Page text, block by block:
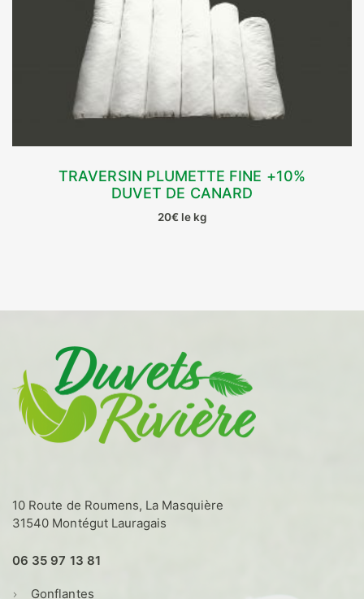
TRAVERSIN PLUMETTE FINE +10%
DUVET DE CANARD
20€ le kg
CHOIX DES OPTIONS
peuvent
être
choisies
sur
la
10 Route de Roumens, La Masquière
31540 Montégut Lauragais
06 35 97 13 81
Gonflantes